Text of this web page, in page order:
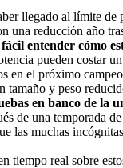
llegado al límite
una reducción año
entender cómo
pueden costar
el próximo
y peso
en banco de
de una temporada
las muchas
tiempo real sobre